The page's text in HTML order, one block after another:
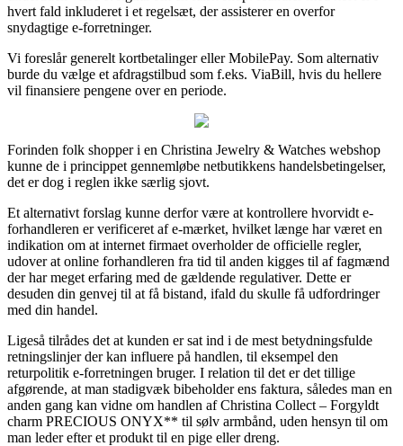
hvert fald inkluderet i et regelsæt, der assisterer en overfor
snydagtige e-forretninger.
Vi foreslår generelt kortbetalinger eller MobilePay. Som alternativ
burde du vælge et afdragstilbud som f.eks. ViaBill, hvis du hellere
vil finansiere pengene over en periode.
Forinden folk shopper i en Christina Jewelry & Watches webshop
kunne de i princippet gennemløbe netbutikkens handelsbetingelser,
det er dog i reglen ikke særlig sjovt.
Et alternativt forslag kunne derfor være at kontrollere hvorvidt e-
forhandleren er verificeret af e-mærket, hvilket længe har været en
indikation om at internet firmaet overholder de officielle regler,
udover at online forhandleren fra tid til anden kigges til af fagmænd
der har meget erfaring med de gældende regulativer. Dette er
desuden din genvej til at få bistand, ifald du skulle få udfordringer
med din handel.
Ligeså tilrådes det at kunden er sat ind i de mest betydningsfulde
retningslinjer der kan influere på handlen, til eksempel den
returpolitik e-forretningen bruger. I relation til det er det tillige
afgørende, at man stadigvæk bibeholder ens faktura, således man en
anden gang kan vidne om handlen af Christina Collect – Forgyldt
charm PRECIOUS ONYX** til sølv armbånd, uden hensyn til om
man leder efter et produkt til en pige eller dreng.